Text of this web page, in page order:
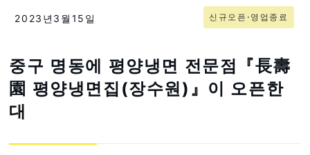
2023년3월15일 신규오픈⋅영업종료
중구 명동에 평양냉면 전문점『長壽
園 평양냉면집(장수원)』이 오픈한
대